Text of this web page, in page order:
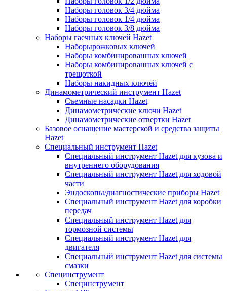
Наборы головок 3/4 дюйма
Наборы головок 1/4 дюйма
Наборы головок 3/8 дюйма
Наборы гаечных ключей Hazet
Наборырожковых ключей
Наборы комбинированных ключей
Наборы комбинированных ключей с
трещоткой
Наборы накидных ключей
Динамометрический инструмент Hazet
Съемные насадки Hazet
Динамометрические ключи Hazet
Динамометрические отвертки Hazet
Базовое оснащение мастерской и средства защиты
Hazet
Специальный инструмент Hazet
Специальный инструмент Hazet для кузова и
внутреннего оборудования
Специальный инструмент Hazet для ходовой
части
Эндоскопы/диагностические приборы Hazet
Специальный инструмент Hazet для коробки
передач
Специальный инструмент Hazet для
тормозной системы
Специальный инструмент Hazet для
двигателя
Специальный инструмент Hazet для системы
смазки
Специнструмент
Специнструмент